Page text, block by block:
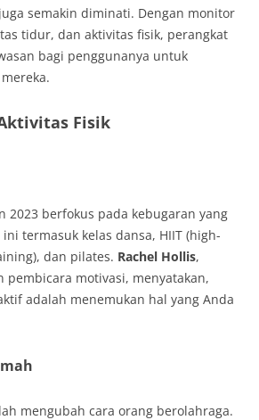
semakin diminati. Dengan monitor
tidur, dan aktivitas fisik, perangkat
bagi penggunanya untuk
Fisik
2023 berfokus pada kebugaran yang
termasuk kelas dansa, HIIT (high-
dan pilates. Rachel Hollis,
pembicara motivasi, menyatakan,
adalah menemukan hal yang Anda
mengubah cara orang berolahraga.